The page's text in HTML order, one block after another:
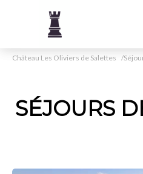
Château Les Oliviers de Salettes
SÉJOURS